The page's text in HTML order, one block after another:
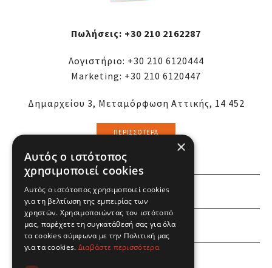
Πωλήσεις: +30 210 2162287
Λογιστήριο: +30 210 6120444
Marketing: +30 210 6120447
Δημαρχείου 3, Μεταμόρφωση Αττικής, 14 452
ΠΕΡΙΣΣΌΤΕΡΑ
ΕΜΕΙΣ
ΕΣΕΙΣ
×
Αυτός ο ιστότοπος
χρησιμοποιεί cookies
Αυτός ο ιστότοπος χρησιμοποιεί cookies
για τη βελτίωση της εμπειρίας των
χρηστών. Χρησιμοποιώντας τον ιστότοπό
μας, παρέχετε τη συγκατάθεσή σας για όλα
τα cookies σύμφωνα με την Πολιτική μας
για τα cookies. Διαβάστε περισσότερα